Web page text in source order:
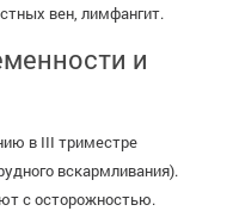
вен, лимфангит.
и
в III триместре
вскармливания).
с осторожностью.